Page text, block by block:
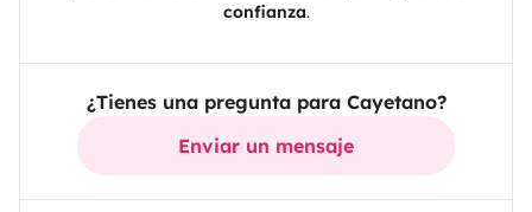
confianza.
¿Tienes una pregunta para Cayetano?
Enviar un mensaje